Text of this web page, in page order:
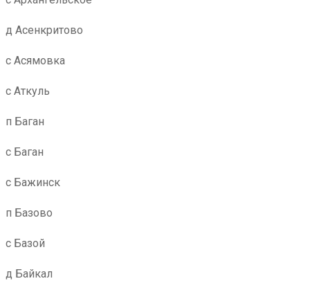
д Асенкритово
с Асямовка
с Аткуль
п Баган
с Баган
с Бажинск
п Базово
с Базой
д Байкал